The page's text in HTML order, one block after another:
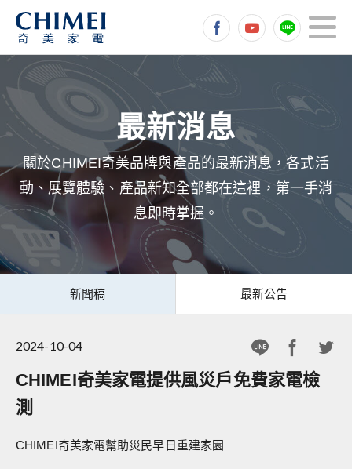
關於CHIMEI奇美品牌與產品的最新消息，各式活
動、展覽體驗、產品新知全部都在這裡，第一手消
息即時掌握。
新聞稿 最新公告
2024-10-04
CHIMEI奇美家電提供風災戶免費家電檢
測
CHIMEI奇美家電幫助災民早日重建家園